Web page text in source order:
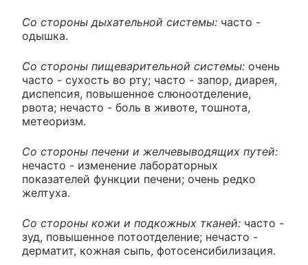
Со стороны дыхательной системы: часто -
одышка.
Со стороны пищеварительной системы: очень
часто - сухость во рту; часто - запор, диарея,
диспепсия, повышенное слюноотделение,
рвота; нечасто - боль в животе, тошнота,
метеоризм.
Со стороны печени и желчевыводящих путей:
нечасто - изменение лабораторных
показателей функции печени; очень редко
желтуха.
Со стороны кожи и подкожных тканей: часто -
зуд, повышенное потоотделение; нечасто -
дерматит, кожная сыпь, фотосенсибилизация.